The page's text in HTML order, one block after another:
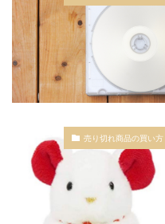
売り切れ商品の買い方